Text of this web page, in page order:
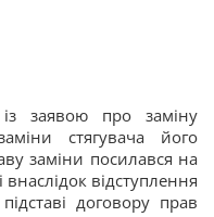
заявою про заміну
стягувача його
заміни посилався на
відступлення
договору прав